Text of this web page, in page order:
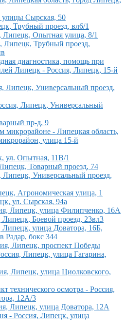
Сырская, 50
Трубный проезд, вл6/1
Липецк, Опытная улица, 8/1
Липецк, Трубный проезд,
диагностика, помощь при
Липецк - Россия, Липецк, 15-й
Липецк, Универсальный проезд,
Липецк, Универсальный
пр-д, 9
микрорайоне - Липецкая область,
улица 15-й
ул. Опытная, 11В/1
Товарный проезд, 74
Липецк, Универсальный проезд,
Агрономическая улица, 1
ул. Сырская, 94а
Липецк, улица Филипченко, 16А
Липецк, Боевой проезд, 23вл3
улица Доватора, 16Б,
Радар, бокс 344
Липецк, проспект Победы
Липецк, улица Гагарина,
Липецк, улица Циолковского,
технического осмотра - Россия,
12А/3
Липецк, улица Доватора, 12А
- Россия, Липецк, улица